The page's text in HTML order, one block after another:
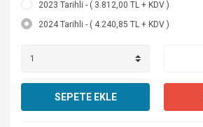
2023 Tarihli - ( 3.812,00 TL + KDV )
2024 Tarihli - ( 4.240,85 TL + KDV )
SEPETE EKLE